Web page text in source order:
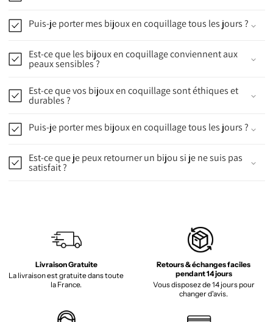
Puis-je porter mes bijoux en coquillage tous les jours ?
Est-ce que les bijoux en coquillage conviennent aux
peaux sensibles ?
Est-ce que vos bijoux en coquillage sont éthiques et
durables ?
Puis-je porter mes bijoux en coquillage tous les jours ?
Est-ce que je peux retourner un bijou si je ne suis pas
satisfait ?
Livraison Gratuite
La livraison est gratuite dans toute
la France.
Retours & échanges faciles
pendant 14 jours
Vous disposez de 14 jours pour
changer d'avis.